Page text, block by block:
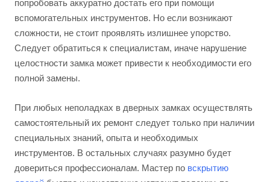
попробовать аккуратно достать его при помощи
вспомогательных инструментов. Но если возникают
сложности, не стоит проявлять излишнее упорство.
Следует обратиться к специалистам, иначе нарушение
целостности замка может привести к необходимости его
полной замены.
При любых неполадках в дверных замках осуществлять
самостоятельный их ремонт следует только при наличии
специальных знаний, опыта и необходимых
инструментов. В остальных случаях разумно будет
довериться профессионалам. Мастер по вскрытию